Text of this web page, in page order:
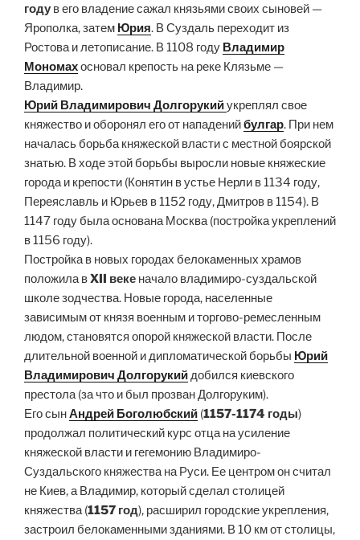
году в его владение сажал князьями своих сыновей —
Ярополка, затем Юрия. В Суздаль переходит из
Ростова и летописание. В 1108 году Владимир
Мономахосновал крепость на реке Клязьме —
Владимир.
Юрий Владимирович Долгорукийукреплял свое
княжество и оборонял его от нападенийбулгар. При нем
началась борьба княжеской власти с местной боярской
знатью. В ходе этой борьбы выросли новые княжеские
города и крепости (Конятин в устье Нерли в 1134 году,
Переяславль и Юрьев в 1152 году, Дмитров в 1154). В
1147 году была основана Москва (постройка укреплений
в 1156 году).
Постройка в новых городах белокаменных храмов
положила вXII веке начало владимиро-суздальской
школе зодчества. Новые города, населенные
зависимым от князя военным и торгово-ремесленным
людом, становятся опорой княжеской власти. После
длительной военной и дипломатической борьбы Юрий
Владимирович Долгорукийдобился киевского
престола (за что и был прозван Долгоруким).
Его сынАндрей Боголюбский (1157-1174 годы)
продолжал политический курс отца на усиление
княжеской власти и гегемонию Владимиро-
Суздальского княжества на Руси. Ее центром он считал
не Киев, а Владимир, который сделал столицей
княжества (1157 год), расширил городские укрепления,
застроил белокаменными зданиями. В 10 км от столицы,